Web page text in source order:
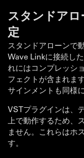
スタンドア
定
スタンドアローンで
Wave Linkに接続し
れにはコンプレッシ
フェクトが含まれま
サインメントも同様
VSTプラグインは、
上で動作するため、
ません。これらはホ
す。